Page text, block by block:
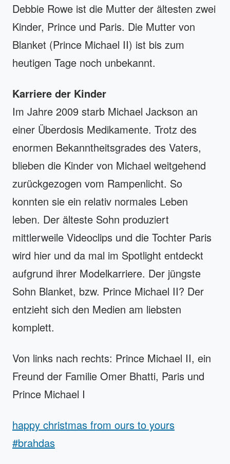
Debbie Rowe ist die Mutter der ältesten zwei
Kinder, Prince und Paris. Die Mutter von
Blanket (Prince Michael II) ist bis zum
heutigen Tage noch unbekannt.
Karriere der Kinder
Im Jahre 2009 starb Michael Jackson an
einer Überdosis Medikamente. Trotz des
enormen Bekanntheitsgrades des Vaters,
blieben die Kinder von Michael weitgehend
zurückgezogen vom Rampenlicht. So
konnten sie ein relativ normales Leben
leben. Der älteste Sohn produziert
mittlerweile Videoclips und die Tochter Paris
wird hier und da mal im Spotlight entdeckt
aufgrund ihrer Modelkarriere. Der jüngste
Sohn Blanket, bzw. Prince Michael II? Der
entzieht sich den Medien am liebsten
komplett.
Von links nach rechts: Prince Michael II, ein
Freund der Familie Omer Bhatti, Paris und
Prince Michael I
happy christmas from ours to yours
#brahdas